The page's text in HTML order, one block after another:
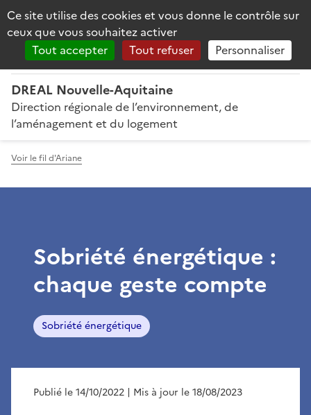
Panneau de gestion des cookies
Ce site utilise des cookies et vous donne le contrôle sur
ceux que vous souhaitez activer
Tout accepter
Tout refuser Personnaliser
PRÉFET
DE LA RÉGION
NOUVELLE-AQUITAINE
DREAL Nouvelle-Aquitaine
Direction régionale de l’environnement, de
l’aménagement et du logement
Voir le fil d'Ariane
Sobriété énergétique :
chaque geste compte
Sobriété énergétique
Publié le 14/10/2022 | Mis à jour le 18/08/2023